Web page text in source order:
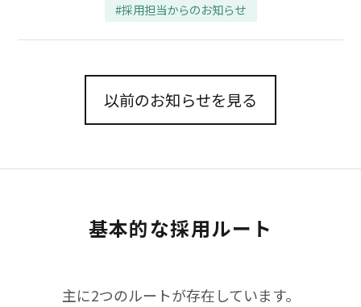
#採用担当からのお知らせ
以前のお知らせを見る
基本的な採用ルート
主に2つのルートが存在しています。